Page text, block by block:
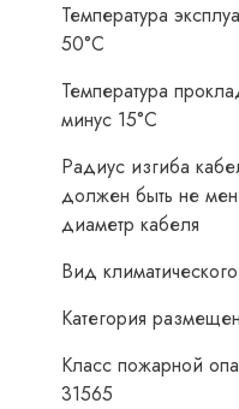
Температура
50°С
Температура
минус 15°С
Радиус изгиба
должен быть не
диаметр кабеля
Вид
Категория
Класс пожарной
31565